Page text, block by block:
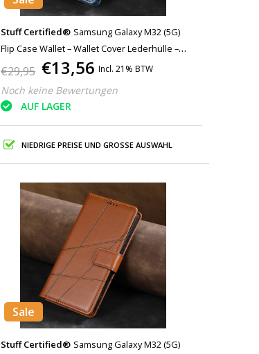
Stuff Certified® Samsung Galaxy M32 (5G)
Flip Case Wallet – Wallet Cover Lederhülle –
Blau
€29,95 €13,56 Incl. 21% BTW
Noch keine Bewertungen
AUF LAGER
NIEDRIGE PREISE UND GROSSE AUSWAHL
Sale
Stuff Certified® Samsung Galaxy M32 (5G)